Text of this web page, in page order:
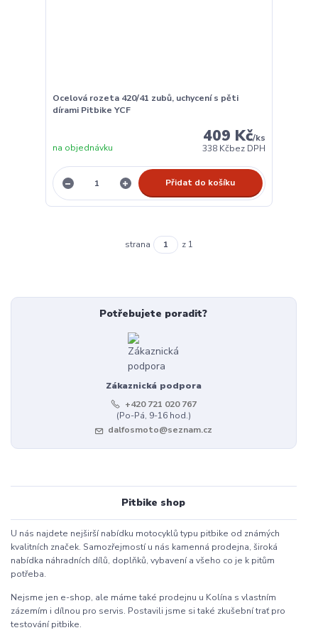
Ocelová rozeta 420/41 zubů, uchycení s pěti
dírami Pitbike YCF
409 Kč/ks
338 Kčbez DPH
na objednávku
Přidat do košíku
strana z 1
Potřebujete poradit?
Zákaznická podpora
+420 721 020 767
(Po-Pá, 9-16 hod.)
dalfosmoto@seznam.cz
Pitbike shop
U nás najdete nejširší nabídku motocyklů typu pitbike od známých
kvalitních značek. Samozřejmostí u nás kamenná prodejna, široká
nabídka náhradních dílů, doplňků, vybavení a všeho co je k pitům
potřeba.
Nejsme jen e-shop, ale máme také prodejnu u Kolína s vlastním
zázemím i dílnou pro servis. Postavili jsme si také zkušební trať pro
testování pitbike.